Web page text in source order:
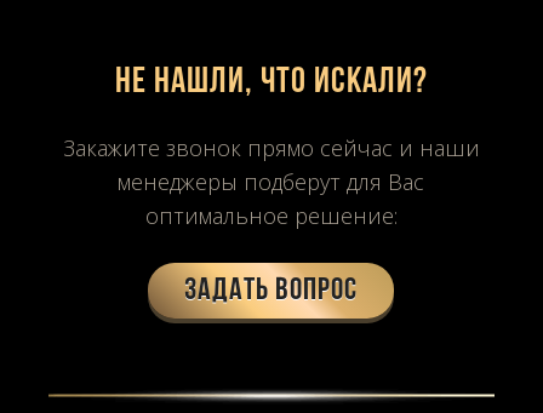
Не нашли, что искали?
Закажите звонок прямо сейчас и наши
менеджеры подберут для Вас
оптимальное решение:
Задать вопрос